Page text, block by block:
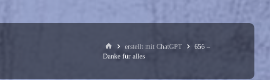
Starterstellt mit ChatGPT
656 –
Danke für alles